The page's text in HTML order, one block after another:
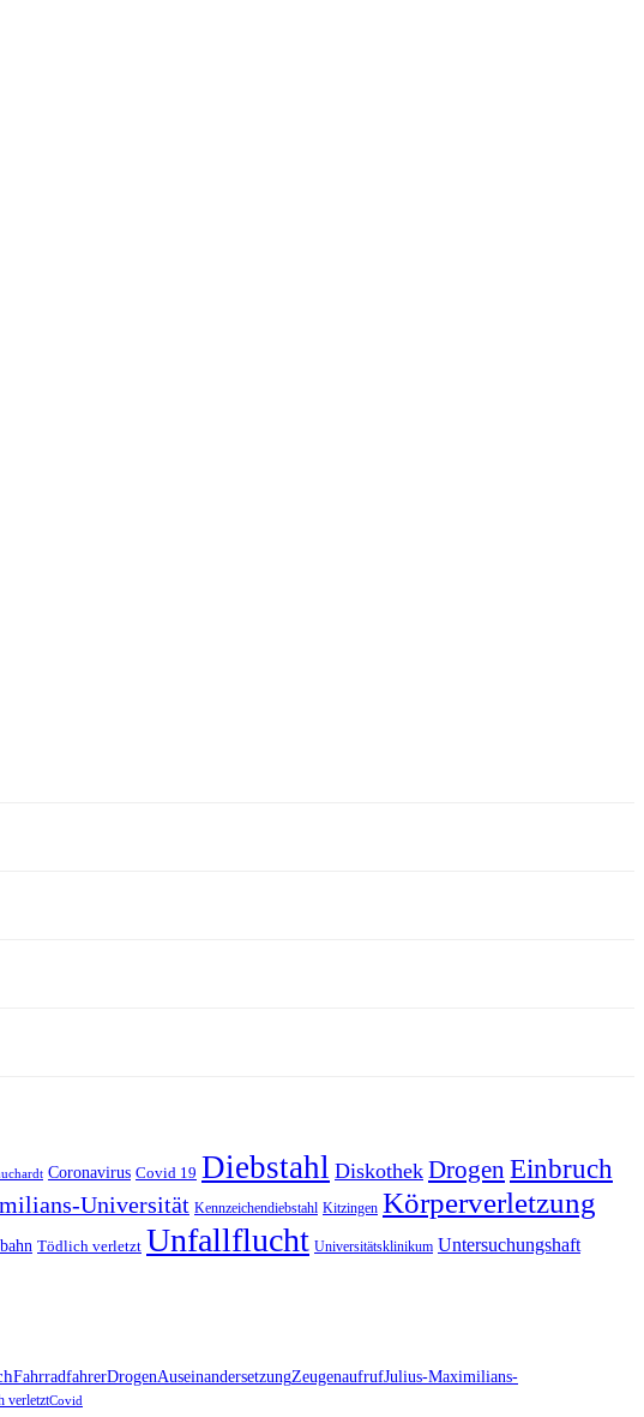
Coronavirus Covid 19 Diebstahl Diskothek Drogen Einbruch
Universität Kennzeichendiebstahl Kitzingen Körperverletzung
Tödlich verletzt Unfallflucht Universitätsklinikum Untersuchungshaft
FahrradfahrerDrogenAuseinandersetzungZeugenaufrufJulius-Maximilians-
verletztCovid